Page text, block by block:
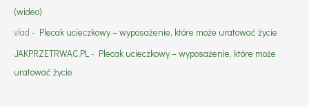
(wideo)
vlad - Plecak ucieczkowy – wyposażenie, które może uratować życie
JAKPRZETRWAC.PL - Plecak ucieczkowy – wyposażenie, które może
uratować życie